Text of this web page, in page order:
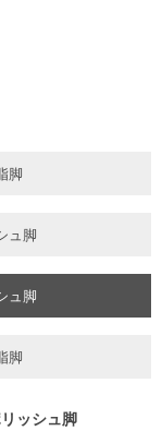
脚
ュ脚
ュ脚
脚
ッシュ脚